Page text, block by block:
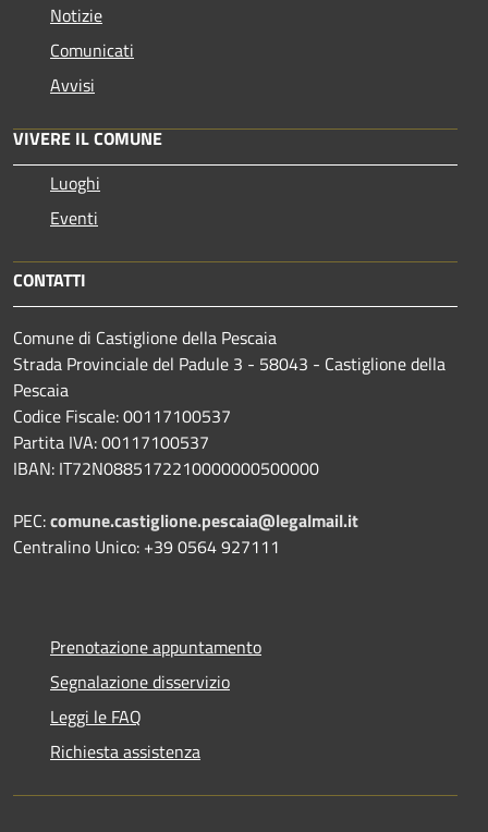
Notizie
Comunicati
Avvisi
VIVERE IL COMUNE
Luoghi
Eventi
CONTATTI
Comune di Castiglione della Pescaia
Strada Provinciale del Padule 3 - 58043 - Castiglione della
Pescaia
Codice Fiscale: 00117100537
Partita IVA: 00117100537
IBAN: IT72N0885172210000000500000
PEC:comune.castiglione.pescaia@legalmail.it
Centralino Unico: +39 0564 927111
Prenotazione appuntamento
Segnalazione disservizio
Leggi le FAQ
Richiesta assistenza